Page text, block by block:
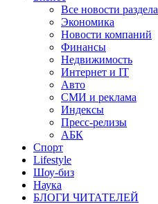
Все новости раздела
Экономика
Новости компаний
Финансы
Недвижимость
Интернет и IT
Авто
СМИ и реклама
Индексы
Пресс-релизы
АБК
Спорт
Lifestyle
Шоу-биз
Наука
БЛОГИ ЧИТАТЕЛЕЙ